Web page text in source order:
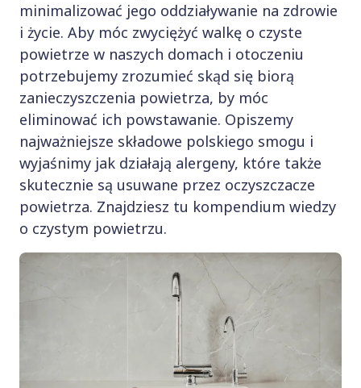
minimalizować jego oddziaływanie na zdrowie
i życie. Aby móc zwyciężyć walkę o czyste
powietrze w naszych domach i otoczeniu
potrzebujemy zrozumieć skąd się biorą
zanieczyszczenia powietrza, by móc
eliminować ich powstawanie. Opiszemy
najważniejsze składowe polskiego smogu i
wyjaśnimy jak działają alergeny, które także
skutecznie są usuwane przez oczyszczacze
powietrza. Znajdziesz tu kompendium wiedzy
o czystym powietrzu.